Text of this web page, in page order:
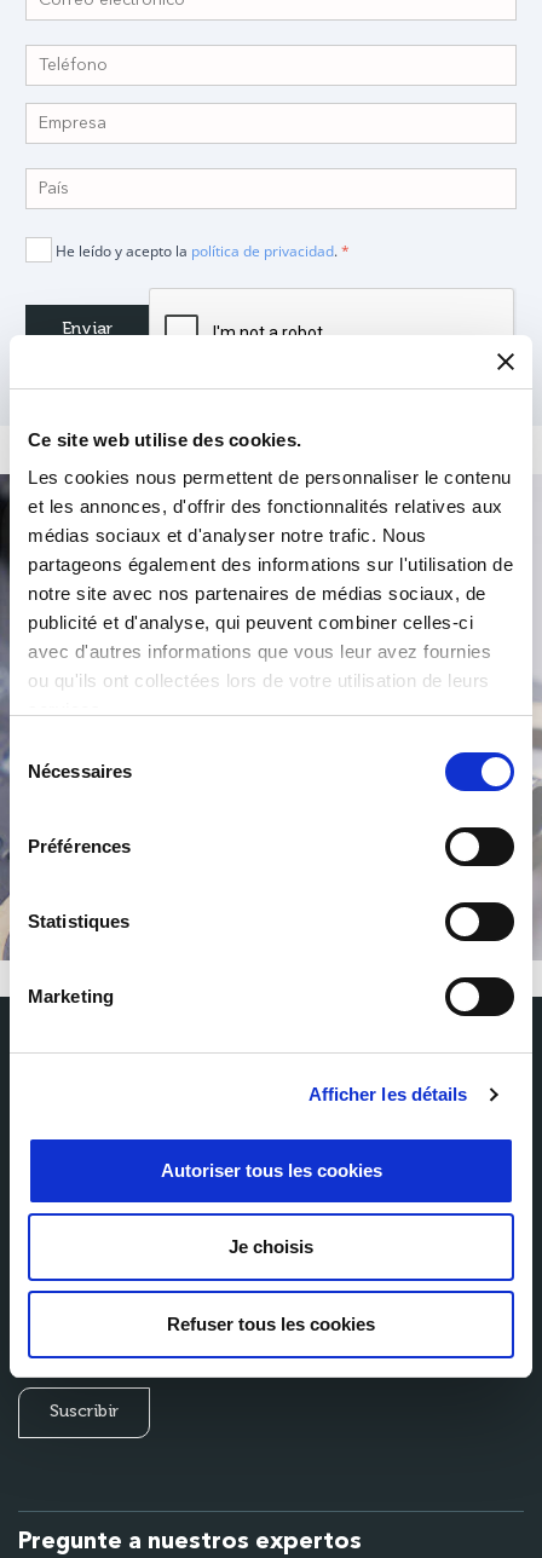
Ce site web utilise des cookies.
Les cookies nous permettent de personnaliser le contenu
et les annonces, d'offrir des fonctionnalités relatives aux
médias sociaux et d'analyser notre trafic. Nous
partageons également des informations sur l'utilisation de
notre site avec nos partenaires de médias sociaux, de
publicité et d'analyse, qui peuvent combiner celles-ci
avec d'autres informations que vous leur avez fournies
ou qu'ils ont collectées lors de votre utilisation de leurs
Sélection
du Nécessaires
Préférences
Statistiques
Marketing
Afficher les détails
Autoriser tous les cookies
Je choisis
Refuser tous les cookies
He leído y acepto la política de privacidad.*
Búsqueda de producto
E-mail
Pregunte a nuestros expertos